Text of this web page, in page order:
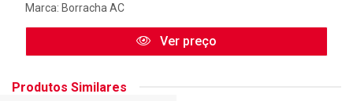
Marca: Borracha AC
Ver preço
Produtos Similares